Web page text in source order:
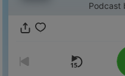
Podcast